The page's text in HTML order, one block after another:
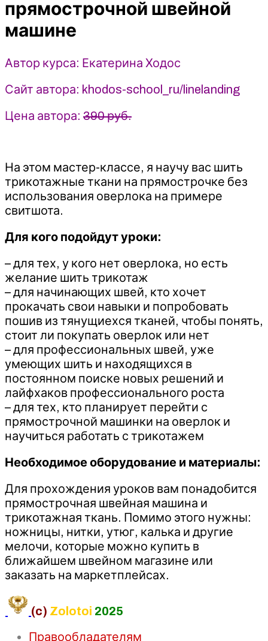
-
Екатерина
(2024)
прямострочной швейной
машине
Автор курса: Екатерина Ходос
Сайт автора: khodos-school_ru/linelanding
Цена автора: 390 руб.
На этом мастер-классе, я научу вас шить
трикотажные ткани на прямострочке без
использования оверлока на примере
свитшота.
Для кого подойдут уроки:
– для тех, у кого нет оверлока, но есть
желание шить трикотаж
– для начинающих швей, кто хочет
прокачать свои навыки и попробовать
пошив из тянущиехся тканей, чтобы понять,
стоит ли покупать оверлок или нет
– для профессиональных швей, уже
умеющих шить и находящихся в
постоянном поиске новых решений и
лайфхаков профессионального роста
– для тех, кто планирует перейти с
прямострочной машинки на оверлок и
научиться работать с трикотажем
Необходимое оборудование и материалы:
Для прохождения уроков вам понадобится
прямострочная швейная машина и
трикотажная ткань. Помимо этого нужны:
ножницы, нитки, утюг, калька и другие
мелочи, которые можно купить в
ближайшем швейном магазине или
заказать на маркетплейсах.
(c) Zolotoi 2025
Правообладателям